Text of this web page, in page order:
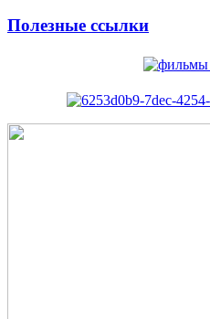
Полезные ссылки